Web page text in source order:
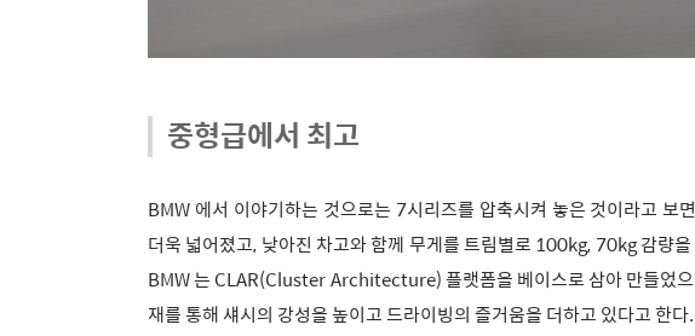
중형급에서 최고
BMW 에서 이야기하는 것으로는 7시리즈를 압축시켜 놓은 것이라고
더욱 넓어졌고, 낮아진 차고와 함께 무게를 트림별로 100kg, 70kg 감량
BMW 는 CLAR(Cluster Architecture) 플랫폼을 베이스로 삼아 만들었
재를 통해 섀시의 강성을 높이고 드라이빙의 즐거움을 더하고 있다고 한다.